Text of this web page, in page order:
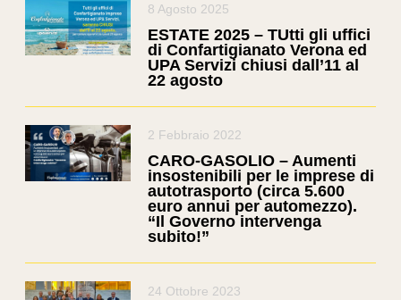
8 Agosto 2025
ESTATE 2025 – TUtti gli uffici
di Confartigianato Verona ed
UPA Servizi chiusi dall’11 al
22 agosto
2 Febbraio 2022
CARO-GASOLIO – Aumenti
insostenibili per le imprese di
autotrasporto (circa 5.600
euro annui per automezzo).
“Il Governo intervenga
subito!”
24 Ottobre 2023